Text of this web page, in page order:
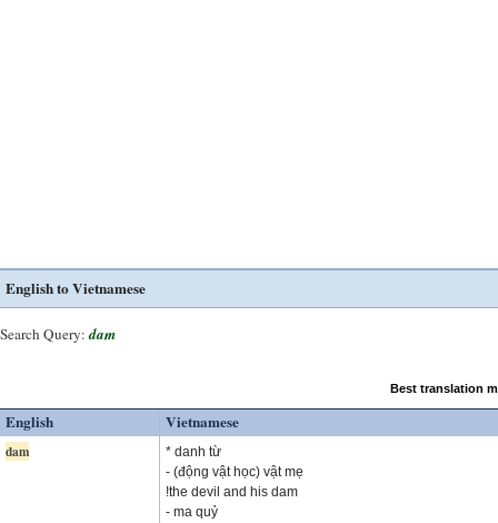
English to Vietnamese
Search Query: dam
Best translation
English Vietnamese
dam
* danh từ
- (động vật học) vật mẹ
!the devil and his dam
- ma quỷ